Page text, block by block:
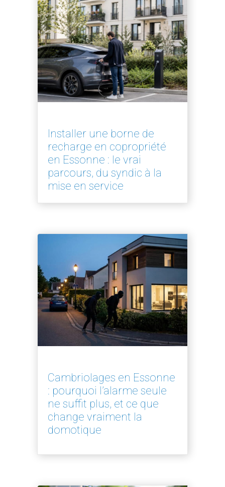
Installer une borne de
recharge en copropriété
en Essonne : le vrai
parcours, du syndic à la
mise en service
Cambriolages en Essonne
: pourquoi l’alarme seule
ne suffit plus, et ce que
change vraiment la
domotique